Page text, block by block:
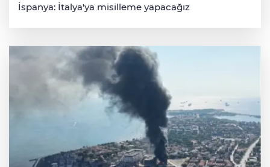
İspanya: İtalya'ya misilleme yapacağız